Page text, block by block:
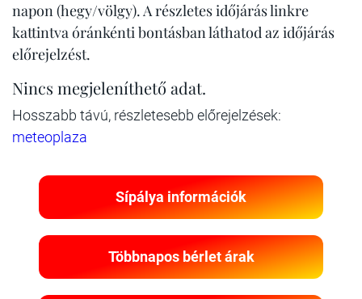
napon (hegy/völgy). A részletes időjárás linkre
kattintva óránkénti bontásban láthatod az időjárás
előrejelzést.
Nincs megjeleníthető adat.
Hosszabb távú, részletesebb előrejelzések:
meteoplaza
Sípálya információk
Többnapos bérlet árak